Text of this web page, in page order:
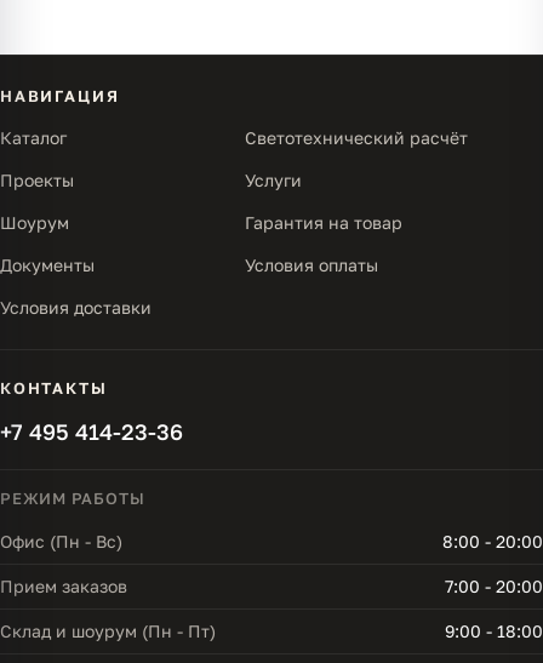
НАВИГАЦИЯ
Каталог Светотехнический расчёт
Проекты Услуги
Шоурум Гарантия на товар
Документы Условия оплаты
Условия доставки
КОНТАКТЫ
+7 495 414-23-36
РЕЖИМ РАБОТЫ
Офис (Пн - Вс) 8:00 - 20:00
Прием заказов 7:00 - 20:00
Склад и шоурум (Пн - Пт) 9:00 - 18:00